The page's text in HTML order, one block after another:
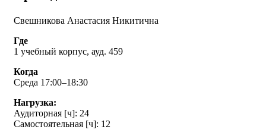
Свешникова Анастасия Никитична
Где
1 учебный корпус, ауд. 459
Когда
Среда 17:00–18:30
Нагрузка:
Аудиторная [ч]: 24
Самостоятельная [ч]: 12